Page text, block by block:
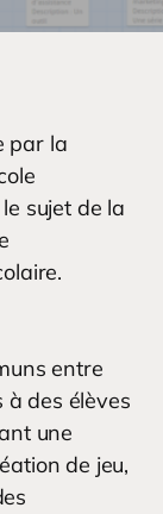
par la
sujet de la
entre
des élèves
une
de jeu,